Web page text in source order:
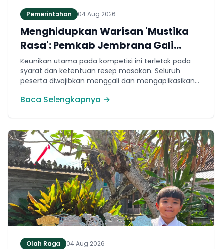
Pemerintahan 04 Aug 2026
Menghidupkan Warisan 'Mustika
Rasa': Pemkab Jembrana Gali
Keteladanan Bung Karno Lewat
Lomba Cipta Menu Kuliner
Keunikan utama pada kompetisi ini terletak pada
syarat dan ketentuan resep masakan. Seluruh
peserta diwajibkan menggali dan mengaplikasikan
Mustika Rasa—buku kumpulan resep Nusantara
Indonesia, Ir. Soekarno. Melalui panduan resep
historis tersebut, para peserta berhasil
menghidangkan berbagai kreasi olahan pangan
lokal yang tidak hanya lezat tetapi juga bergizi,
beragam, aman dan seimbang.
Baca Selengkapnya →
Olah Raga 04 Aug 2026